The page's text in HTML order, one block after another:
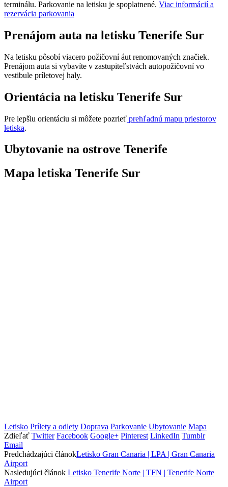
terminálu. Parkovanie na letisku je spoplatnené. Viac informácií a
rezervácia parkovania
Prenájom auta na letisku Tenerife Sur
Na letisku pôsobí viacero požičovní áut renomovaných značiek.
Prenájom auta si vybavíte v zastupiteľstvách autopožičovní vo
vestibule príletovej haly.
Orientácia na letisku Tenerife Sur
Pre lepšiu orientáciu si môžete pozrieť prehľadnú mapu priestorov
letiska.
Ubytovanie na ostrove Tenerife
Mapa letiska Tenerife Sur
Letisko Prílety a odlety Doprava Parkovanie Ubytovanie Mapa
Zdieľať Twitter Facebook Google+ Pinterest LinkedIn Tumblr
Email
Predchádzajúci článokLetisko Gran Canaria | LPA | Gran Canaria
Airport
Nasledujúci článok Letisko Tenerife Norte | TFN | Tenerife Norte
Airport